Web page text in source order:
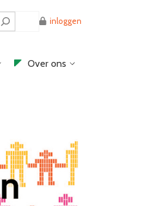
inloggen
Over ons